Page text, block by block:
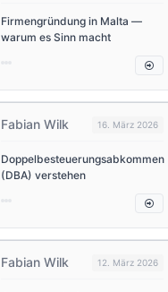
Firmengründung in Malta —
warum es Sinn macht
Fabian Wilk 16. März 2026
Doppelbesteuerungsabkommen
(DBA) verstehen
Fabian Wilk 12. März 2026